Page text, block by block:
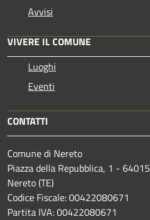
Avvisi
VIVERE IL COMUNE
Luoghi
Eventi
CONTATTI
Comune di Nereto
Piazza della Repubblica, 1 - 64015
Nereto (TE)
Codice Fiscale: 00422080671
Partita IVA: 00422080671